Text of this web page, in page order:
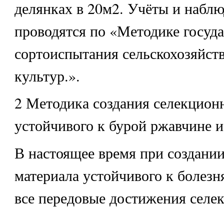
делянках в 20м2. Учёты и
проводятся по «Методике
сортоиспытания
культур.».
2 Методика создания
устойчивого к бурой ржавчине
В настоящее время при
материала устойчивого к
все передовые достижения